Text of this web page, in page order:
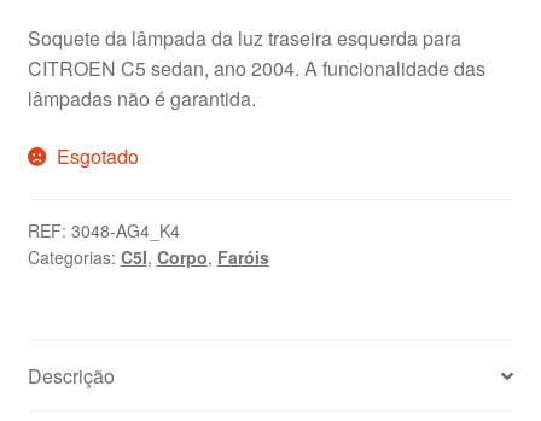
Soquete da lâmpada da luz traseira esquerda para
CITROEN C5 sedan, ano 2004. A funcionalidade das
lâmpadas não é garantida.
Esgotado
REF: 3048-AG4_K4
Categorias: C5I, Corpo, Faróis
Descrição